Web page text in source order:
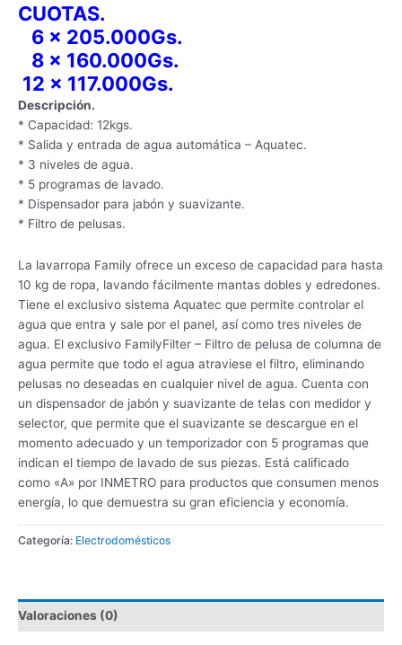
CUOTAS.
6 x 205.000Gs.
8 x 160.000Gs.
12 x 117.000Gs.
Descripción.
* Capacidad: 12kgs.
* Salida y entrada de agua automática – Aquatec.
* 3 niveles de agua.
* 5 programas de lavado.
* Dispensador para jabón y suavizante.
* Filtro de pelusas.
La lavarropa Family ofrece un exceso de capacidad para hasta
10 kg de ropa, lavando fácilmente mantas dobles y edredones.
Tiene el exclusivo sistema Aquatec que permite controlar el
agua que entra y sale por el panel, así como tres niveles de
agua. El exclusivo FamilyFilter – Filtro de pelusa de columna de
agua permite que todo el agua atraviese el filtro, eliminando
pelusas no deseadas en cualquier nivel de agua. Cuenta con
un dispensador de jabón y suavizante de telas con medidor y
selector, que permite que el suavizante se descargue en el
momento adecuado y un temporizador con 5 programas que
indican el tiempo de lavado de sus piezas. Está calificado
como «A» por INMETRO para productos que consumen menos
energía, lo que demuestra su gran eficiencia y economía.
Categoría: Electrodomésticos
Valoraciones (0)